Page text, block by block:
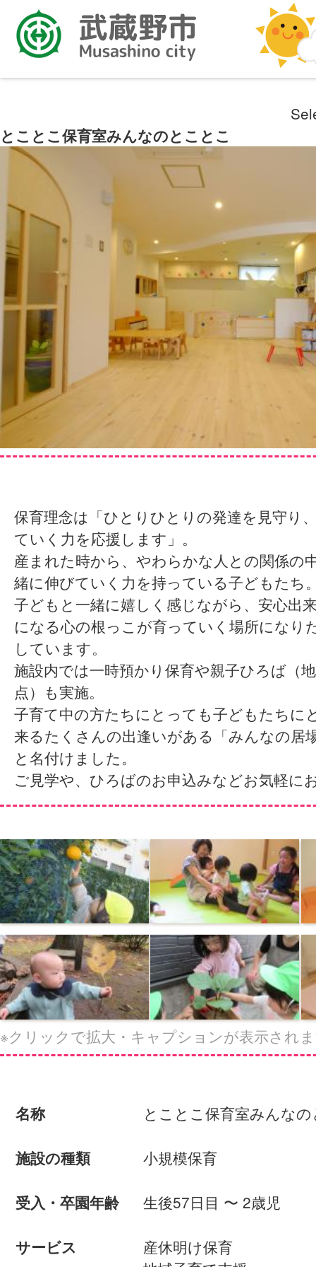
とことこ保育室みんなのとことこ
保育理念は「ひとりひとりの発達を見守り
ていく力を応援します」。
産まれた時から、やわらかな人との関係の
緒に伸びていく力を持っている子どもたち
子どもと一緒に嬉しく感じながら、安心出
になる心の根っこが育っていく場所になり
しています。
施設内では一時預かり保育や親子ひろば（
点）も実施。
子育て中の方たちにとっても子どもたちに
来るたくさんの出逢いがある「みんなの居
と名付けました。
ご見学や、ひろばのお申込みなどお気軽に
※クリックで拡大・キャプションが表示され
名称 とことこ保育室みんな
施設の種類 小規模保育
受入・卒園年齢 生後57日目 〜 2歳児
サービス
産休明け保育